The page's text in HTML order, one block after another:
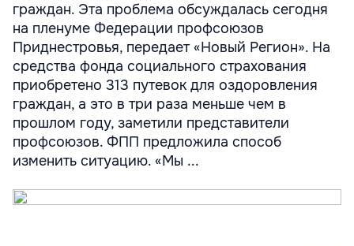
граждан. Эта проблема обсуждалась сегодня
на пленуме Федерации профсоюзов
Приднестровья, передает «Новый Регион». На
средства фонда социального страхования
приобретено 313 путевок для оздоровления
граждан, а это в три раза меньше чем в
прошлом году, заметили представители
профсоюзов. ФПП предложила способ
изменить ситуацию. «Мы ...